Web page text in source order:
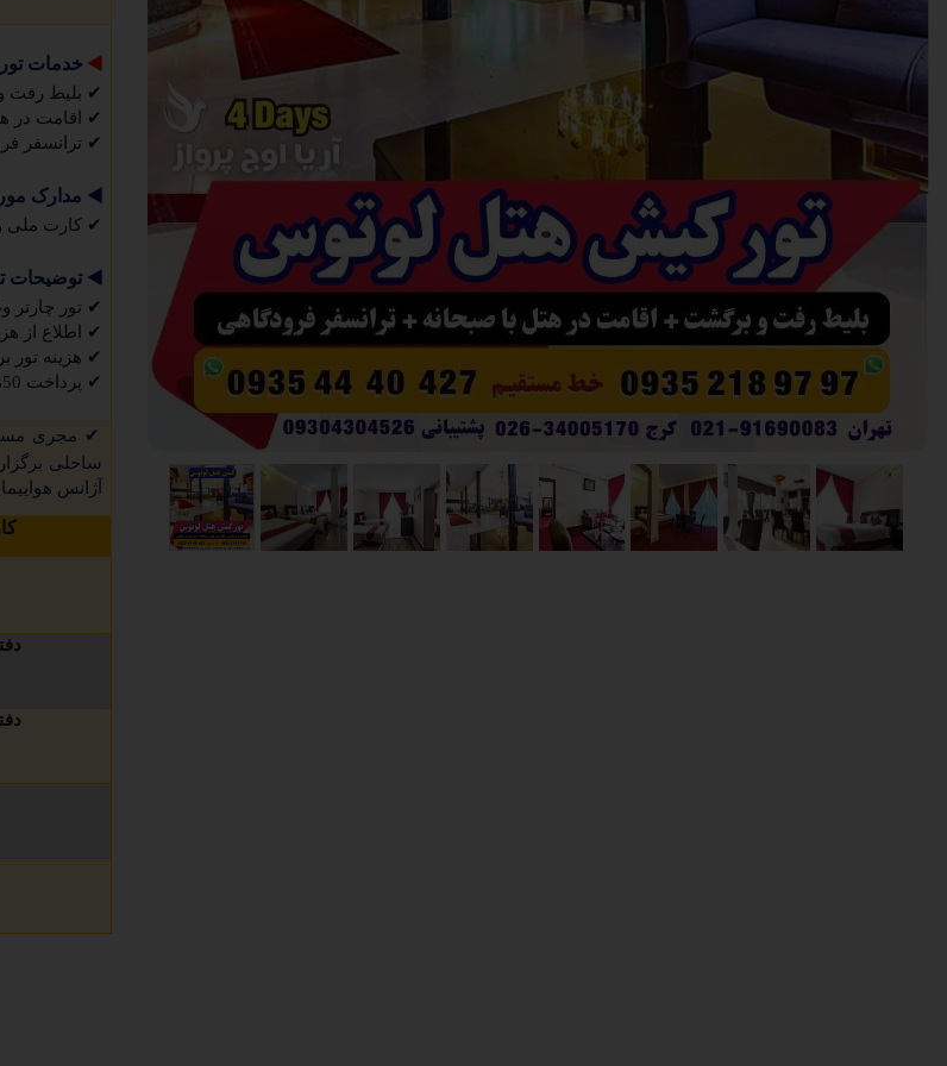
◀️ خدمات
✔ بلیط رفت
✔
اقامت در
✔ ترانسفر
◀️ مدارک
✔ کارت ملی
◀️ توضیحات
✔ تور چارتر
✔
اطلاع از هزینه
✔ هزینه تور برای کودک
✔ پرداخت 50% از مبلغ تور هنگام عقد قرارداد الزامی میباشد
✔ مجری
ساحلی
آژانس